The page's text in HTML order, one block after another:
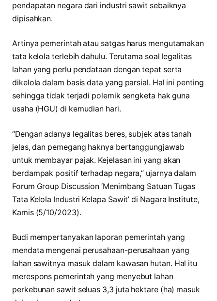
pendapatan negara dari industri sawit sebaiknya
dipisahkan.
Artinya pemerintah atau satgas harus mengutamakan
tata kelola terlebih dahulu. Terutama soal legalitas
lahan yang perlu pendataan dengan tepat serta
dikelola dalam basis data yang parsial. Hal ini penting
sehingga tidak terjadi polemik sengketa hak guna
usaha (HGU) di kemudian hari.
“Dengan adanya legalitas beres, subjek atas tanah
jelas, dan pemegang haknya bertanggungjawab
untuk membayar pajak. Kejelasan ini yang akan
berdampak positif terhadap negara,” ujarnya dalam
Forum Group Discussion ‘Menimbang Satuan Tugas
Tata Kelola Industri Kelapa Sawit’ di Nagara Institute,
Kamis (5/10/2023).
Budi mempertanyakan laporan pemerintah yang
mendata mengenai perusahaan-perusahaan yang
lahan sawitnya masuk dalam kawasan hutan. Hal itu
merespons pemerintah yang menyebut lahan
perkebunan sawit seluas 3,3 juta hektare (ha) masuk